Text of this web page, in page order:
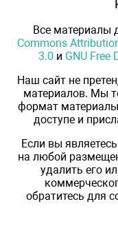
Все материалы
Commons
3.0 и GNU Free
Наш сайт не
материалов. Мы
формат
доступе и
Если вы
на любой
удалить его
обратитесь для